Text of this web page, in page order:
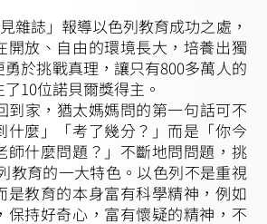
雜誌」報導以色列教育成功之處，
開放、自由的環境長大，培養出獨
於挑戰真理，讓只有800多萬人的
10位諾貝爾獎得主。
家，猶太媽媽問的第一句話可不
什麼」「考了幾分？」而是「你今
師什麼問題？」不斷地問問題，挑
教育的一大特色。以色列不是重視
是教育的本身富有科學精神，例如
保持好奇心，富有懷疑的精神，不